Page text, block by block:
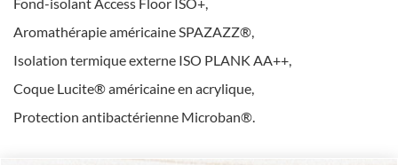
Aromathérapie américaine SPAZAZZ®,
Isolation termique externe ISO PLANK AA++,
Coque Lucite® américaine en acrylique,
Protection antibactérienne Microban®.